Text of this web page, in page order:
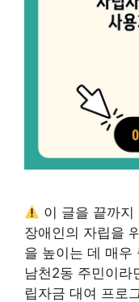
이 글을 끝까
장애인의 자립을
을 높이는 데 매우
남천2동 주민이라
립자금 대여 프로